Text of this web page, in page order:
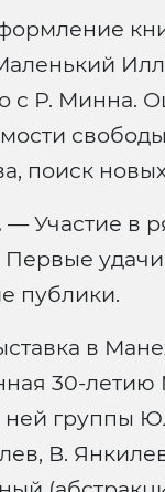
с Р. Минна.
свободы
поиск
— Участие в
Первые
публики.
в
30-
ней группы
В.